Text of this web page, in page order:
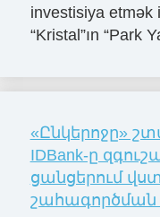
investisiya etmək
“Kristal”ın “Park
«Ընկերոջը»
IDBank-ը
ցանցերում
շահագործման